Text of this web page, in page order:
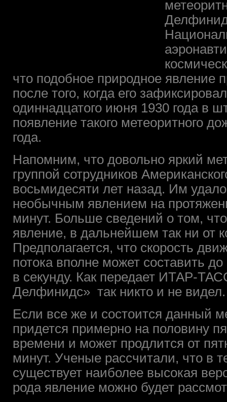
что подобное природное явление
после того, когда его
одиннадцатого июня 1930 года в
появление такого метеоритного
года.
Напомним, что довольно яркий
группой сотрудников
восьмидесяти лет назад. Им
необычным явлением на
минут. Больше сведений о том,
явление, в дальнейшем так ни от
Предполагается, что скорость
потока вполне может составить
в секунду. Как передает ИТАР-
Делфинидс» так никто и не видел.
Если все же и состоится данный
придется примерно на половину
времени и может продлится от
минут. Ученые рассчитали, что в
существует наиболее высокая
рода явление можно будет